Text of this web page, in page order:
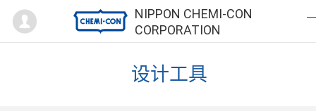
NIPPON CHEMI-CON
CORPORATION
Mypage
设计工具